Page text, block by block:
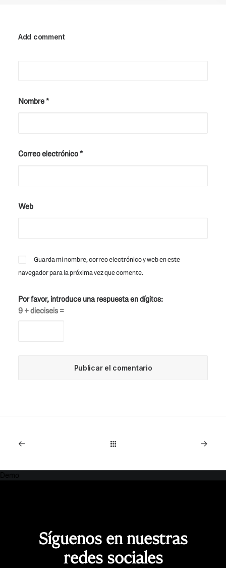
Add comment
Nombre*
Correo electrónico*
Web
Guarda mi nombre, correo electrónico y web en este
navegador para la próxima vez que comente.
Por favor, introduce una respuesta en dígitos:
9 + dieciseis =
Demo
Síguenos en nuestras
redes sociales